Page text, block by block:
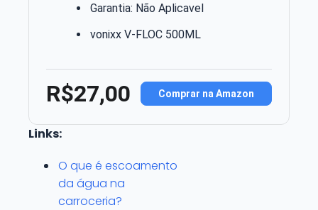
Garantia: Não Aplicavel
vonixx V-FLOC 500ML
R$27,00 Comprar na Amazon
Links:
O que é escoamento
da água na
carroceria?